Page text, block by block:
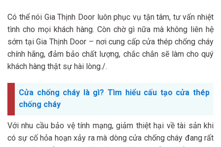
Có thể nói Gia Thịnh Door luôn phục vụ tận tâm, tư vấn nhiệt
tình cho mọi khách hàng. Còn chờ gì nữa mà không liên hệ
sớm tại Gia Thịnh Door – nơi cung cấp cửa thép chống cháy
chính hãng, đảm bảo chất lượng, chắc chắn sẽ làm cho quý
khách hàng thật sự hài lòng./.
Cửa chống cháy là gì? Tìm hiểu cấu tạo cửa thép
chống cháy
Với nhu cầu bảo vệ tính mạng, giảm thiệt hại về tài sản khi
có sự cố hỏa hoạn xảy ra mà dòng cửa chống cháy đang rất